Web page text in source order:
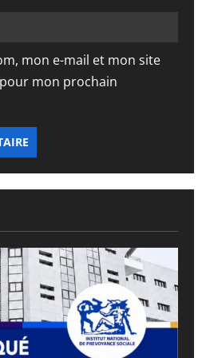
mon e-mail et mon site
mon prochain